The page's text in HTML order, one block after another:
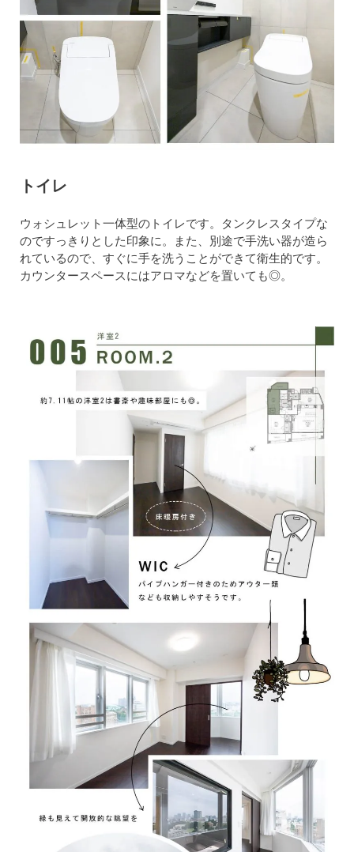
トイレ
ウォシュレット一体型のトイレです。タンクレスタイプな
のですっきりとした印象に。また、別途で手洗い器が造ら
れているので、すぐに手を洗うことができて衛生的です。
カウンタースペースにはアロマなどを置いても◎。